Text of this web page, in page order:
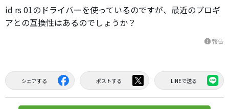
id rs 01のドライバーを使っているのですが、最近のプロギ
アとの互換性はあるのでしょうか？
report報告
シェアする ポストする LINEで送る